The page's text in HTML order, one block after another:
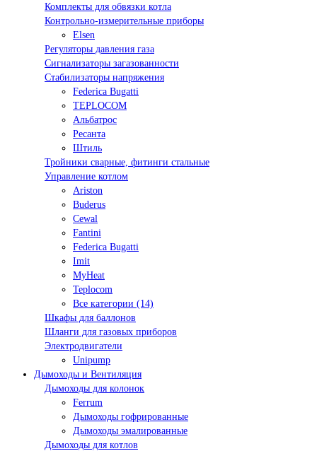
Комплекты для обвязки котла
Контрольно-измерительные приборы
Elsen
Регуляторы давления газа
Сигнализаторы загазованности
Стабилизаторы напряжения
Federica Bugatti
TEPLOCOM
Альбатрос
Ресанта
Штиль
Тройники сварные, фитинги стальные
Управление котлом
Ariston
Buderus
Cewal
Fantini
Federica Bugatti
Imit
MyHeat
Teplocom
Все категории (14)
Шкафы для баллонов
Шланги для газовых приборов
Электродвигатели
Unipump
Дымоходы и Вентиляция
Дымоходы для колонок
Ferrum
Дымоходы гофрированные
Дымоходы эмалированные
Дымоходы для котлов